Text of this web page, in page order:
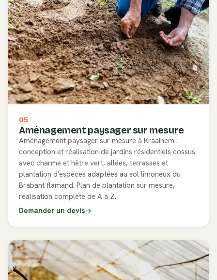
05
Aménagement paysager sur mesure
Aménagement paysager sur mesure à Kraainem :
conception et réalisation de jardins résidentiels cossus
avec charme et hêtre vert, allées, terrasses et
plantation d'espèces adaptées au sol limoneux du
Brabant flamand. Plan de plantation sur mesure,
réalisation complète de A à Z.
Demander un devis